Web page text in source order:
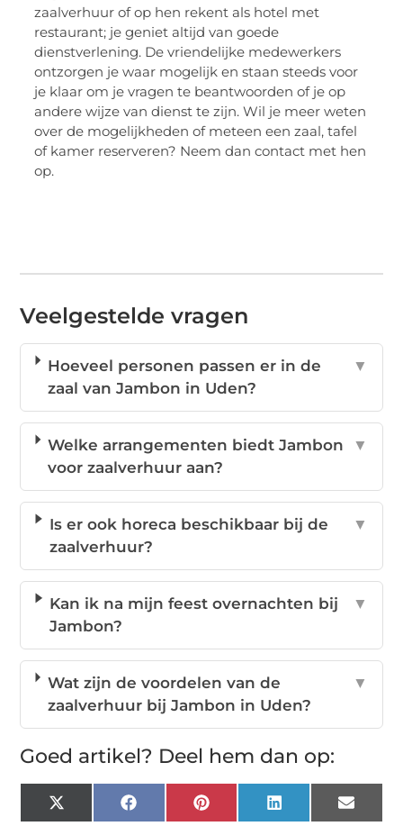
zaalverhuur of op hen rekent als hotel met
restaurant; je geniet altijd van goede
dienstverlening. De vriendelijke medewerkers
ontzorgen je waar mogelijk en staan steeds voor
je klaar om je vragen te beantwoorden of je op
andere wijze van dienst te zijn. Wil je meer weten
over de mogelijkheden of meteen een zaal, tafel
of kamer reserveren? Neem dan contact met hen
op.
Veelgestelde vragen
Hoeveel personen passen er in de
zaal van Jambon in Uden?
▼
Welke arrangementen biedt Jambon
voor zaalverhuur aan?
▼
Is er ook horeca beschikbaar bij de
zaalverhuur?
▼
Kan ik na mijn feest overnachten bij
Jambon?
▼
Wat zijn de voordelen van de
zaalverhuur bij Jambon in Uden?
▼
Goed artikel? Deel hem dan op:
X
FacebookPinterestLinkedInEmail